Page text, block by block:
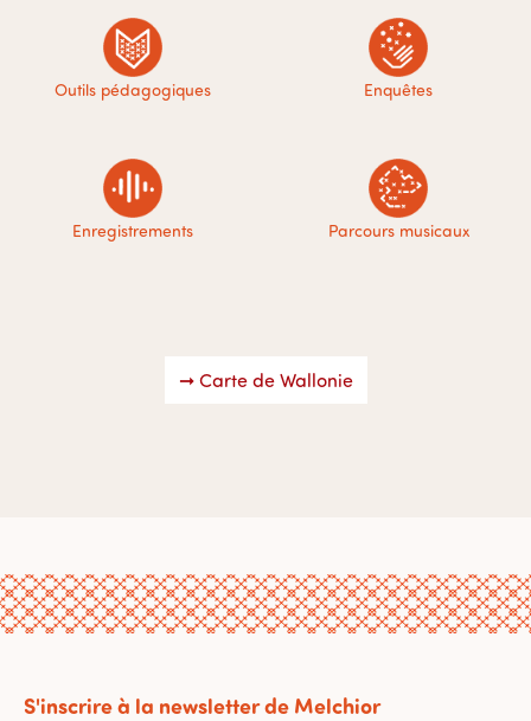
Outils pédagogiques Enquêtes
Enregistrements Parcours musicaux
➞ Carte de Wallonie
S'inscrire à la newsletter de Melchior